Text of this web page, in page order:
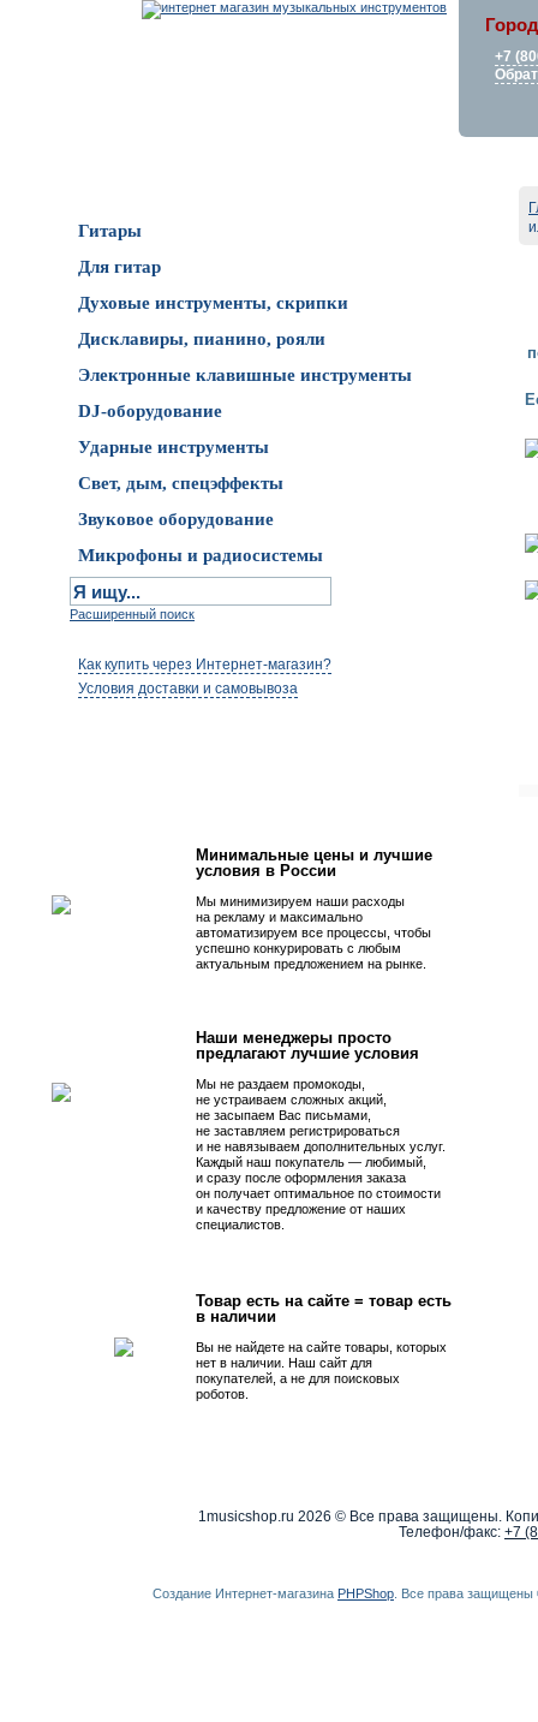
+7
Гитары
Для гитар
Духовые инструменты, скрипки
Дисклавиры, пианино, рояли
Электронные клавишные инструменты
DJ-оборудование
Ударные инструменты
Свет, дым, спецэффекты
Звуковое оборудование
Микрофоны и радиосистемы
Расширенный поиск
Как купить через Интернет-магазин?
Условия доставки и самовывоза
Минимальные цены и лучшие
условия в России
Мы минимизируем наши расходы
на рекламу и максимально
автоматизируем все процессы, чтобы
успешно конкурировать с любым
актуальным предложением на рынке.
Наши менеджеры просто
предлагают лучшие условия
Мы не раздаем промокоды,
не устраиваем сложных акций,
не засыпаем Вас письмами,
не заставляем регистрироваться
и не навязываем дополнительных услуг.
Каждый наш покупатель — любимый,
и сразу после оформления заказа
он получает оптимальное по стоимости
и качеству предложение от наших
специалистов.
Товар есть на сайте = товар есть
в наличии
Вы не найдете на сайте товары, которых
нет в наличии. Наш сайт для
покупателей, а не для поисковых
роботов.
1musicshop.ru 2026 © Все права защищены.
Телефон/факс: +7
Создание Интернет-магазина PHPShop . Все права защищены